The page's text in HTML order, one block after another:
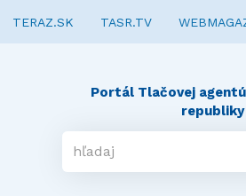
TERAZ.SK TASR.TV
Portál Tlačovej
republiky